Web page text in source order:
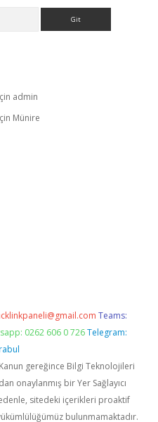
admin
Münire
Teams:
0262 606 0 726 Telegram:
Kanun gereğince Bilgi Teknolojileri
onaylanmış bir Yer Sağlayıcı
sitedeki içerikleri proaktif
bulunmamaktadır.